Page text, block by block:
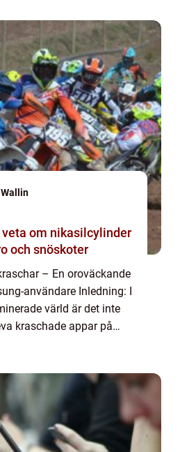
om nikasilcylinder
och snöskoter
– En oroväckande
användare Inledning: I
värld är det inte
kraschade appar på